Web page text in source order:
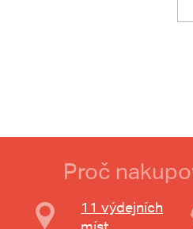
Proč
11 výdejních